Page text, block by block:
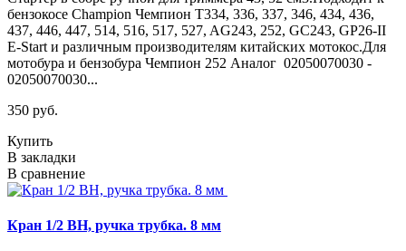
бензокосе Champion Чемпион T334, 336, 337, 346, 434, 436,
437, 446, 447, 514, 516, 517, 527, AG243, 252, GC243, GP26-II
E-Start и различным производителям китайских мотокос.Для
мотобура и бензобура Чемпион 252 Аналог 02050070030 -
02050070030...
350 руб.
Купить
В закладки
В сравнение
Кран 1/2 ВН, ручка трубка. 8 мм